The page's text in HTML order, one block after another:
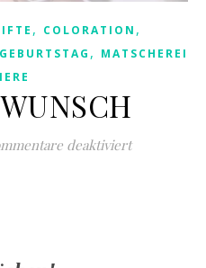
, COLORATION ,
GEBURTSTAG , MATSCHEREI
deaktiviertfür